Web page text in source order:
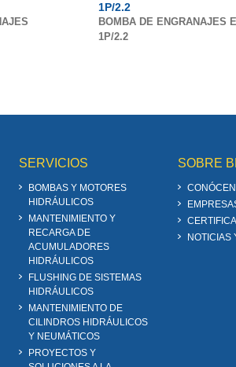
1P/2.2
BOMBA DE ENGRANAJES
1P/2.2
SERVICIOS
BOMBAS Y MOTORES
HIDRÁULICOS
MANTENIMIENTO Y
RECARGA DE
ACUMULADORES
HIDRÁULICOS
FLUSHING DE SISTEMAS
HIDRÁULICOS
MANTENIMIENTO DE
CILINDROS HIDRÁULICOS
Y NEUMÁTICOS
PROYECTOS Y
SOBRE
NOTICIAS